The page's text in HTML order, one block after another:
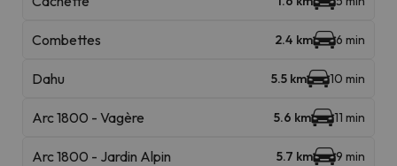
Combettes 2.4 km 6 min
Dahu 5.5 km 10 min
Arc 1800 - Vagère 5.6 km 11 min
Arc 1800 - Jardin Alpin 5.7 km 9 min